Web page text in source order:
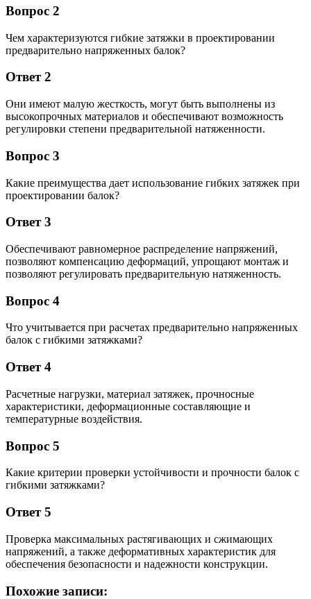
Вопрос 2
Чем характеризуются гибкие затяжки в проектировании
предварительно напряженных балок?
Ответ 2
Они имеют малую жесткость, могут быть выполнены из
высокопрочных материалов и обеспечивают возможность
регулировки степени предварительной натяженности.
Вопрос 3
Какие преимущества дает использование гибких затяжек при
проектировании балок?
Ответ 3
Обеспечивают равномерное распределение напряжений,
позволяют компенсацию деформаций, упрощают монтаж и
позволяют регулировать предварительную натяженность.
Вопрос 4
Что учитывается при расчетах предварительно напряженных
балок с гибкими затяжками?
Ответ 4
Расчетные нагрузки, материал затяжек, прочносные
характеристики, деформационные составляющие и
температурные воздействия.
Вопрос 5
Какие критерии проверки устойчивости и прочности балок с
гибкими затяжками?
Ответ 5
Проверка максимальных растягивающих и сжимающих
напряжений, а также деформативных характеристик для
обеспечения безопасности и надежности конструкции.
Похожие записи: